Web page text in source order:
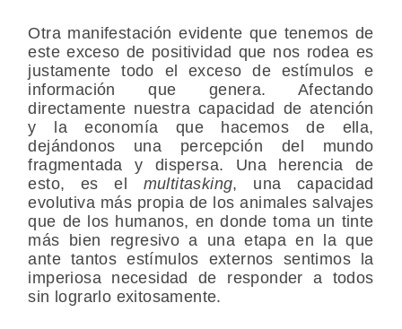
Otra manifestación evidente que tenemos de
este exceso de positividad que nos rodea es
justamente todo el exceso de estímulos e
información que genera. Afectando
directamente nuestra capacidad de atención
y la economía que hacemos de ella,
dejándonos una percepción del mundo
fragmentada y dispersa. Una herencia de
esto, es el multitasking, una capacidad
evolutiva más propia de los animales salvajes
que de los humanos, en donde toma un tinte
más bien regresivo a una etapa en la que
ante tantos estímulos externos sentimos la
imperiosa necesidad de responder a todos
sin lograrlo exitosamente.